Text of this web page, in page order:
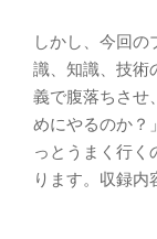
しかし、今回
識、知識、技術
義で腹落ちさせ
めにやるのか
っとうまく行く
ります。収録